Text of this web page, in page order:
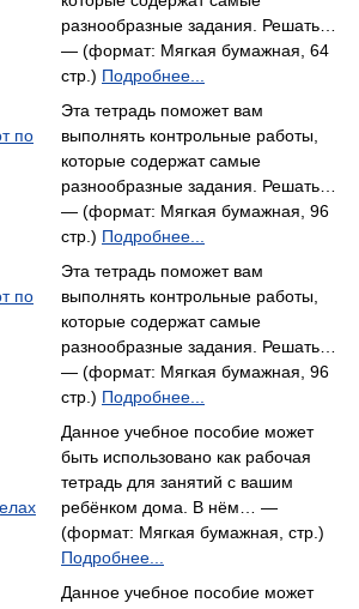
разнообразные задания. Решать…
— (формат: Мягкая бумажная, 64
стр.) Подробнее...
по
Эта тетрадь поможет вам
выполнять контрольные работы,
которые содержат самые
разнообразные задания. Решать…
— (формат: Мягкая бумажная, 96
стр.) Подробнее...
по
Эта тетрадь поможет вам
выполнять контрольные работы,
которые содержат самые
разнообразные задания. Решать…
— (формат: Мягкая бумажная, 96
стр.) Подробнее...
Данное учебное пособие может
быть использовано как рабочая
тетрадь для занятий с вашим
ребёнком дома. В нём… —
(формат: Мягкая бумажная, стр.)
Подробнее...
Данное учебное пособие может